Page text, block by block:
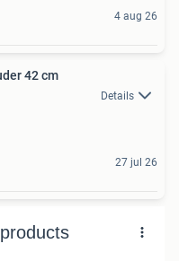
4 aug 26
42 cm
Details
27 jul 26